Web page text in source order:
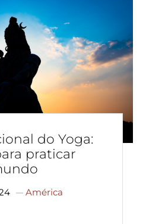
do Yoga:
praticar
América